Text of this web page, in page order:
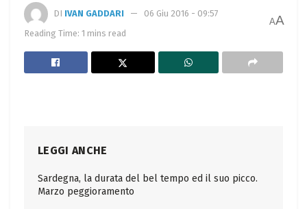
DI IVAN GADDARI
06 Giu 2016 - 09:57
Reading Time: 1 mins read
AA
LEGGI ANCHE
Sardegna, la durata del bel tempo ed il suo picco.
Marzo peggioramento